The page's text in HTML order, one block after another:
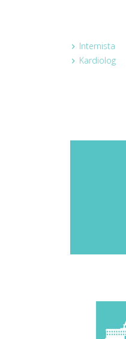
Internista
Kardiolog